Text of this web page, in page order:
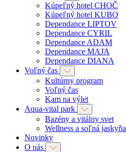
Kúpeľný hotel CHOČ
Kúpeľný hotel KUBO
Dependance LIPTOV
Dependance CYRIL
Dependance ADAM
Dependance MAJA
Dependance DIANA
Voľný čas
Kultúrny program
Voľný čas
Kam na výlet
Aqua-vital park
Bazény a vitálny svet
Wellness a soľná jaskyňa
Novinky
O nás